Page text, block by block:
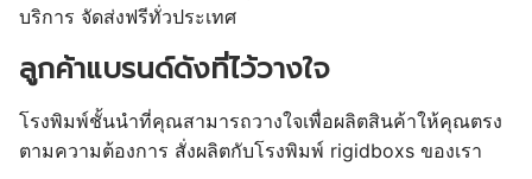
บริการ จัดส่งฟรีทั่วประเทศ
ลูกค้าแบรนด์ดังที่ไว้วางใจ
โรงพิมพ์ชั้นนำที่คุณสามารถวางใจเพื่อผลิตสินค้าให้คุณตรง
ตามความต้องการ สั่งผลิตกับโรงพิมพ์ rigidboxs ของเรา